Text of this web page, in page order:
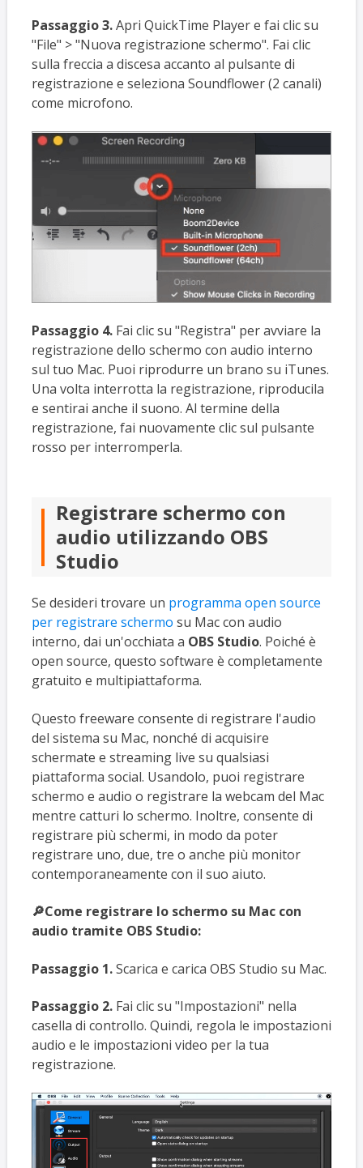
Passaggio 3.Apri QuickTime Player e fai clic su
"File" > "Nuova registrazione schermo". Fai clic
sulla freccia a discesa accanto al pulsante di
registrazione e seleziona Soundflower (2 canali)
come microfono.
Passaggio 4.Fai clic su "Registra" per avviare la
registrazione dello schermo con audio interno
sul tuo Mac. Puoi riprodurre un brano su iTunes.
Una volta interrotta la registrazione, riproducila
e sentirai anche il suono. Al termine della
registrazione, fai nuovamente clic sul pulsante
rosso per interromperla.
Registrare schermo con
audio utilizzando OBS
Studio
Se desideri trovare un programma open source
per registrare schermo su Mac con audio
interno, dai un'occhiata a OBS Studio. Poiché è
open source, questo software è completamente
gratuito e multipiattaforma.
Questo freeware consente di registrare l'audio
del sistema su Mac, nonché di acquisire
schermate e streaming live su qualsiasi
piattaforma social. Usandolo, puoi registrare
schermo e audio o registrare la webcam del Mac
mentre catturi lo schermo. Inoltre, consente di
registrare più schermi, in modo da poter
registrare uno, due, tre o anche più monitor
contemporaneamente con il suo aiuto.
🔎Come registrare lo schermo su Mac con
audio tramite OBS Studio:
Passaggio 1.Scarica e carica OBS Studio su Mac.
Passaggio 2.Fai clic su "Impostazioni" nella
casella di controllo. Quindi, regola le impostazioni
audio e le impostazioni video per la tua
registrazione.